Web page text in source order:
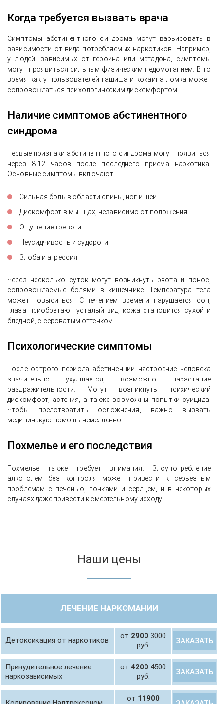
Когда требуется вызвать врача
Симптомы абстинентного синдрома могут варьировать в
зависимости от вида потребляемых наркотиков. Например,
у людей, зависимых от героина или метадона, симптомы
могут проявиться сильным физическим недомоганием. В то
время как у пользователей гашиша и кокаина ломка может
сопровождаться психологическим дискомфортом.
Наличие симптомов абстинентного
синдрома
Первые признаки абстинентного синдрома могут появиться
через 8-12 часов после последнего приема наркотика.
Основные симптомы включают:
Сильная боль в области спины, ног и шеи.
Дискомфорт в мышцах, независимо от положения.
Ощущение тревоги.
Неусидчивость и судороги.
Злоба и агрессия.
Через несколько суток могут возникнуть рвота и понос,
сопровождаемые болями в кишечнике. Температура тела
может повыситься. С течением времени нарушается сон,
глаза приобретают усталый вид, кожа становится сухой и
бледной, с сероватым оттенком.
Психологические симптомы
После острого периода абстиненции настроение человека
значительно ухудшается, возможно нарастание
раздражительности. Могут возникнуть психический
дискомфорт, астения, а также возможны попытки суицида.
Чтобы предотвратить осложнения, важно вызвать
медицинскую помощь немедленно.
Похмелье и его последствия
Похмелье также требует внимания. Злоупотребление
алкоголем без контроля может привести к серьезным
проблемам с печенью, почками и сердцем, и в некоторых
случаях даже привести к смертельному исходу.
Наши цены
ЛЕЧЕНИЕ НАРКОМАНИИ
Детоксикация от наркотиков от 2900 3000
руб.
ЗАКАЗАТЬ
Принудительное лечение
наркозависимых
от 4200 4500
руб.
ЗАКАЗАТЬ
от 11900